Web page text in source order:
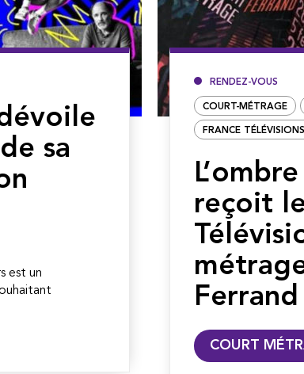
sa
est un
RENDEZ-VOUS
COURT-MÉTRAGE
FRANCE TÉLÉVISIONS
reçoit
Ferrand
COURT